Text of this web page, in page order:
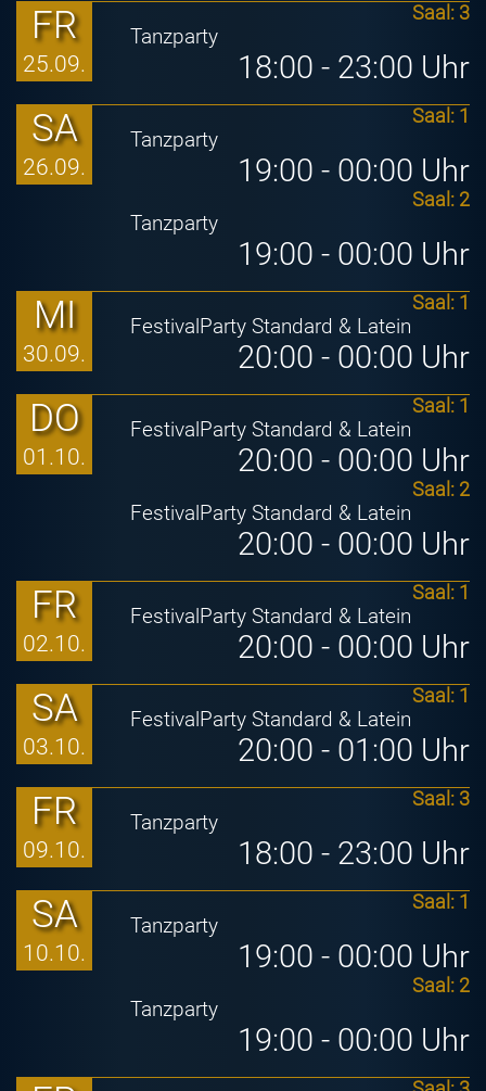
FR
25.09.
Saal: 3
Tanzparty
18:00 - 23:00 Uhr
SA
26.09.
Saal: 1
Tanzparty
19:00 - 00:00 Uhr
Saal: 2
Tanzparty
19:00 - 00:00 Uhr
MI
30.09.
Saal: 1
FestivalParty Standard & Latein
20:00 - 00:00 Uhr
DO
01.10.
Saal: 1
FestivalParty Standard & Latein
20:00 - 00:00 Uhr
Saal: 2
FestivalParty Standard & Latein
20:00 - 00:00 Uhr
FR
02.10.
Saal: 1
FestivalParty Standard & Latein
20:00 - 00:00 Uhr
SA
03.10.
Saal: 1
FestivalParty Standard & Latein
20:00 - 01:00 Uhr
FR
09.10.
Saal: 3
Tanzparty
18:00 - 23:00 Uhr
SA
10.10.
Saal: 1
Tanzparty
19:00 - 00:00 Uhr
Saal: 2
Tanzparty
19:00 - 00:00 Uhr